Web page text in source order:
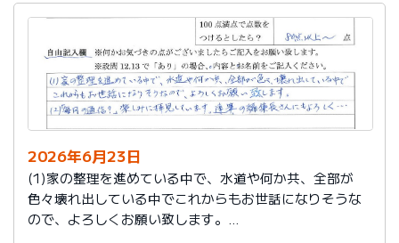
2026年6月23日
(1)家の整理を進めている中で、水道や何か共、全部が
色々壊れ出している中でこれからもお世話になりそうな
ので、よろしくお願い致します。